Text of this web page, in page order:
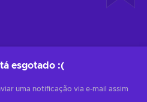
esgotado :(
uma notificação via e-mail assim